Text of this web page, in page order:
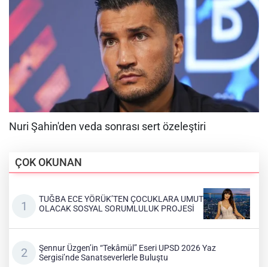
ÇOK OKUNAN
TUĞBA ECE YÖRÜK’TEN ÇOCUKLARA UMUT
OLACAK SOSYAL SORUMLULUK PROJESİ
Şennur Üzgen’in “Tekâmül” Eseri UPSD 2026 Yaz
Sergisi’nde Sanatseverlerle Buluştu